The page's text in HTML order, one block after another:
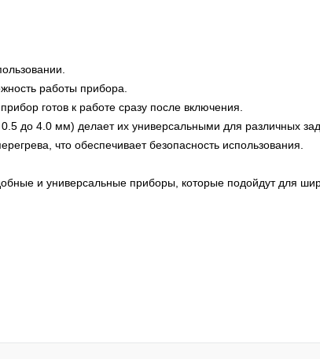
работы прибора.
готов к работе сразу после включения.
до 4.0 мм) делает их универсальными для различных
что обеспечивает безопасность использования.
и универсальные приборы, которые подойдут для